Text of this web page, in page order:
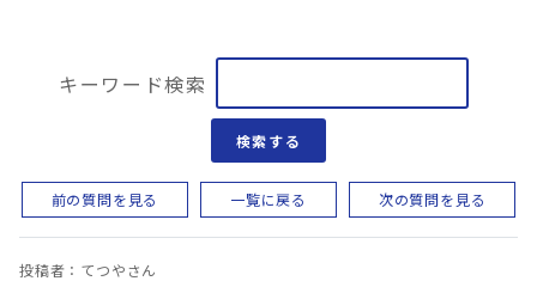
キーワード検索
検索する
前の質問を見る 一覧に戻る 次の質問を見る
投稿者：てつやさん